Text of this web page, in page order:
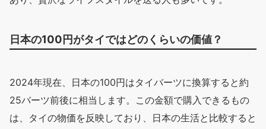
日本の100円がタイではどのくらいの価値？
2024年現在、日本の100円はタイバーツに換算すると約
25バーツ前後に相当します。この金額で購入できるもの
は、タイの物価を反映しており、日本の生活と比較すると